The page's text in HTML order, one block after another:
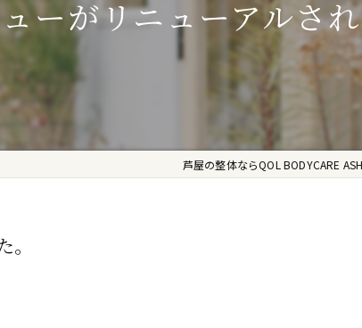
ーがリニューアルさ
芦屋の整体ならQOL BODYCARE